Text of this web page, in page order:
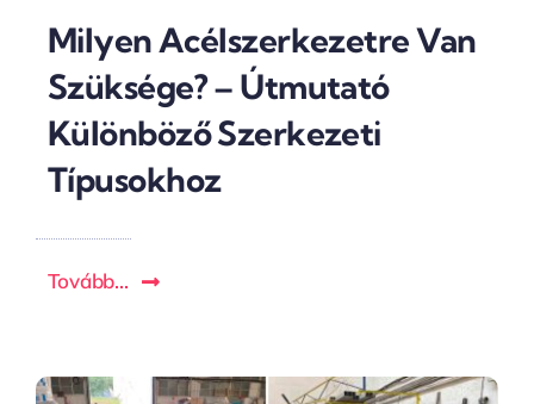
Milyen Acélszerkezetre Van
Szüksége? – Útmutató
Különböző Szerkezeti
Típusokhoz
Tovább...